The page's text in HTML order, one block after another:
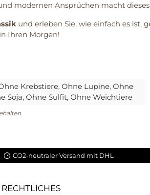
modernen Ansprüchen macht
und erleben Sie, wie einfach es ist,
Ihren Morgen!
Krebstiere, Ohne Lupine, Ohne
Soja, Ohne Sulfit, Ohne Weichtiere
CO2-neutraler Versand mit DHL
RECHTLICHES